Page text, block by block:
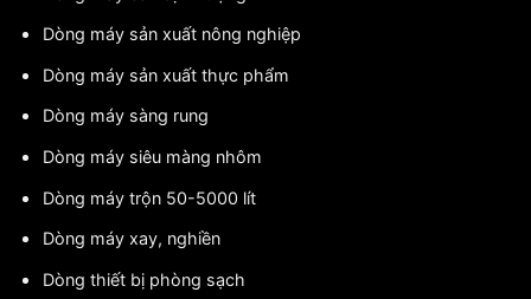
Dòng máy sản xuất nông nghiệp
Dòng máy sản xuất thực phẩm
Dòng máy sàng rung
Dòng máy siêu màng nhôm
Dòng máy trộn 50-5000 lít
Dòng máy xay, nghiền
Dòng thiết bị phòng sạch